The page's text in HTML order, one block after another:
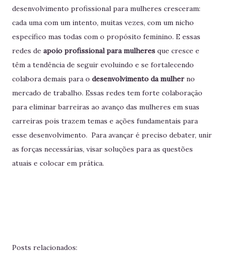
desenvolvimento profissional para mulheres cresceram:
cada uma com um intento, muitas vezes, com um nicho
específico mas todas com o propósito feminino. E essas
redes de apoio profissional para mulheres que cresce e
têm a tendência de seguir evoluindo e se fortalecendo
colabora demais para o desenvolvimento da mulher no
mercado de trabalho. Essas redes tem forte colaboração
para eliminar barreiras ao avanço das mulheres em suas
carreiras pois trazem temas e ações fundamentais para
esse desenvolvimento. Para avançar é preciso debater, unir
as forças necessárias, visar soluções para as questões
atuais e colocar em prática.
Posts relacionados: